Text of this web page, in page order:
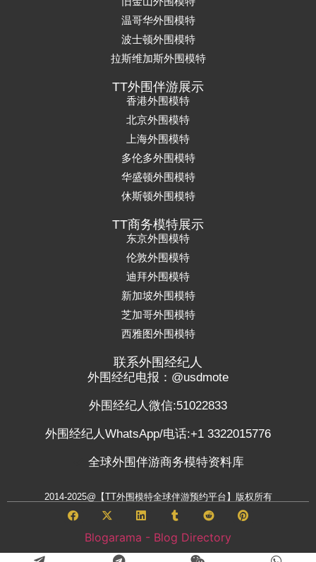
温哥华外围模特
波士顿外围模特
拉斯维加斯外围模特
TT外围伴游展示
香港外围模特
北京外围模特
上海外围模特
多伦多外围模特
华盛顿外围模特
休斯顿外围模特
TT商务模特展示
东京外围模特
伦敦外围模特
迪拜外围模特
新加坡外围模特
芝加哥外围模特
西雅图外围模特
联系外围经纪人
外围经纪电报：@usdmote
外围经纪人微信:51022833
外围经纪人WhatsApp/电话:+1 3322015776
全球外围伴游商务模特资料库
2014-2025@【TT外围模特全球伴游预约平台】版权所有
Blogarama - Blog Directory